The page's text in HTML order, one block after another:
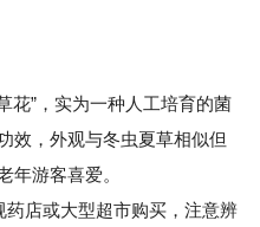
”，实为一种人工培育的菌
效，外观与冬虫夏草相似但
年游客喜爱。
店或大型超市购买，注意辨